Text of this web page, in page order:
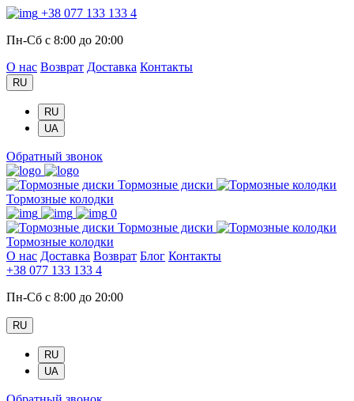
+38 077 133 133 4
Пн-Сб с 8:00 до 20:00
О нас Возврат Доставка Контакты
RU
RU
UA
Обратный звонок
Тормозные диски
Тормозные колодки
0
Тормозные диски
Тормозные колодки
О нас Доставка Возврат Блог Контакты
+38 077 133 133 4
Пн-Сб с 8:00 до 20:00
RU
RU
UA